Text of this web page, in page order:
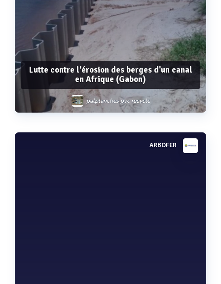
Lutte contre l'érosion des berges d'un canal
en Afrique (Gabon)
palplanches pvc recyclé
ARBOFER